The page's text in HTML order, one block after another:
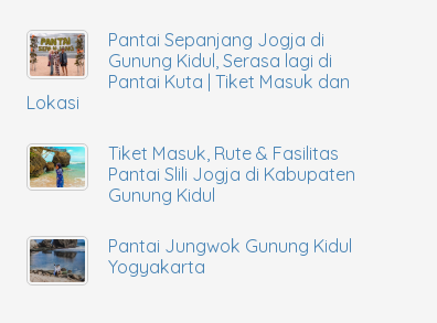
Pantai Sepanjang Jogja di
Gunung Kidul, Serasa lagi di
Pantai Kuta | Tiket Masuk dan
Lokasi
Tiket Masuk, Rute & Fasilitas
Pantai Slili Jogja di Kabupaten
Gunung Kidul
Pantai Jungwok Gunung Kidul
Yogyakarta